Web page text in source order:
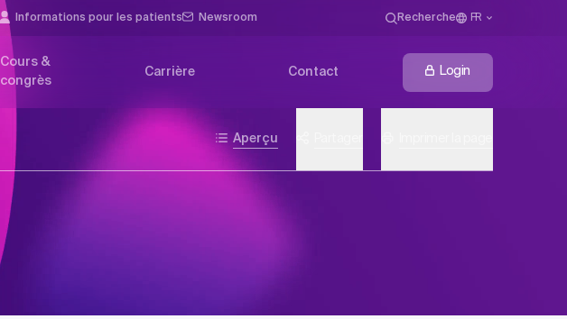
Infor­mations pour les patients Newsroom Recherche FR
Cours &
congrès
Carrière Contact Login
Aperçu